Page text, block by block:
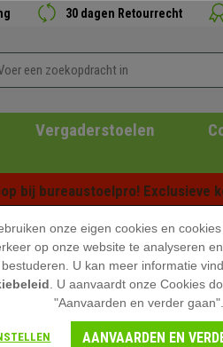
30 dagen Retourrecht
Vergaderstoelen
bij bureaustoelpro! Exclusieve
onze eigen cookies en
op onze website te analyseren
bestuderen. U kan meer informatie
. U aanvaardt onze Cookies
"Aanvaarden en verder gaan".
AANVAARDEN EN